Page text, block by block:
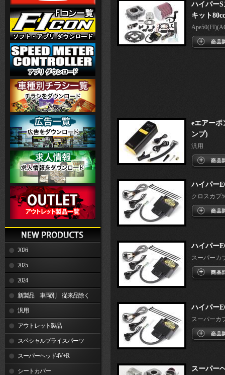
2026
2025
2024
新製品 車両別 従来品除く
汎用
アウトレット製品
スペシャルプライスパーツ
スーパーヘッド4V+R
シートカバー
ハイパー
キット80cc
eエアーポ
ンプ)
汎用
ハイパー
クロスカブ
ハイパー
スーパーカ
ハイパー
スーパーカ
スーパー